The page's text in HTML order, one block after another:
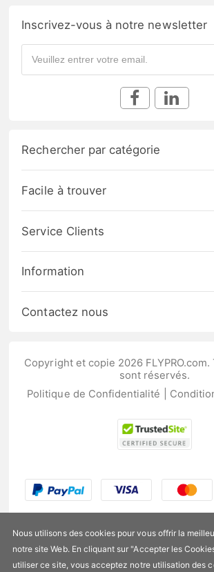
Inscrivez-vous à notre newsletter
Rechercher par catégorie
Facile à trouver
Service Clients
Information
Contactez nous
Copyright et copie 2026
sont réservés.
Politique de Confidentialité
Nous utilisons des cookies pour vous offrir la
notre site Web. En cliquant sur "Accepter les
utiliser ce site, vous acceptez notre utilisation des